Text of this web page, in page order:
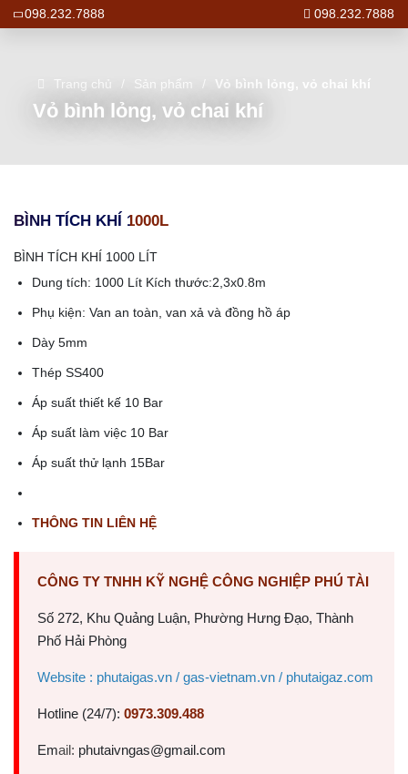
098.232.7888 098.232.7888
Trang chủ Sản phẩm Vỏ bình lỏng, vỏ chai khí
Vỏ bình lỏng, vỏ chai khí
BÌNH TÍCH KHÍ 1000L
BÌNH TÍCH KHÍ 1000 LÍT
Dung tích: 1000 Lít Kích thước:2,3x0.8m
Phụ kiện: Van an toàn, van xả và đồng hồ áp
Dày 5mm
Thép SS400
Áp suất thiết kế 10 Bar
Áp suất làm việc 10 Bar
Áp suất thử lạnh 15Bar
THÔNG TIN LIÊN HỆ
CÔNG TY TNHH KỸ NGHỆ CÔNG NGHIỆP PHÚ TÀI
Số 272, Khu Quảng Luận, Phường Hưng Đạo, Thành
Phố Hải Phòng
Website : phutaigas.vn / gas-vietnam.vn / phutaigaz.com
Hotline (24/7): 0973.309.488
Email: phutaivngas@gmail.com